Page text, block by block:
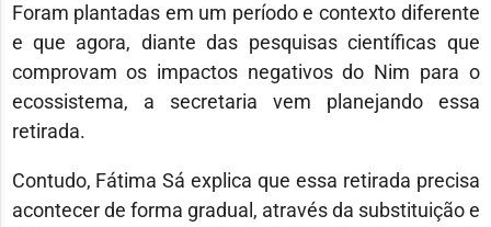
Foram plantadas em um período e contexto diferente
e que agora, diante das pesquisas científicas que
comprovam os impactos negativos do Nim para o
ecossistema, a secretaria vem planejando essa
retirada.
Contudo, Fátima Sá explica que essa retirada precisa
acontecer de forma gradual, através da substituição e